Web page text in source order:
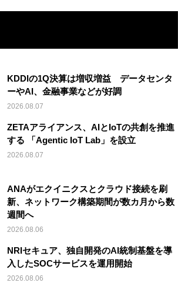
KDDIの1Q決算は増収増益 データセンタ
ーやAI、金融事業などが好調
2026.08.07
ZETAアライアンス、AIとIoTの共創を推進
する 「Agentic IoT Lab」を設立
2026.08.07
ANAがエクイニクスとクラウド接続を刷
新、ネットワーク構築期間が数カ月から数
週間へ
2026.08.06
NRIセキュア、独自開発のAI統制基盤を導
入したSOCサービスを運用開始
2026.08.06